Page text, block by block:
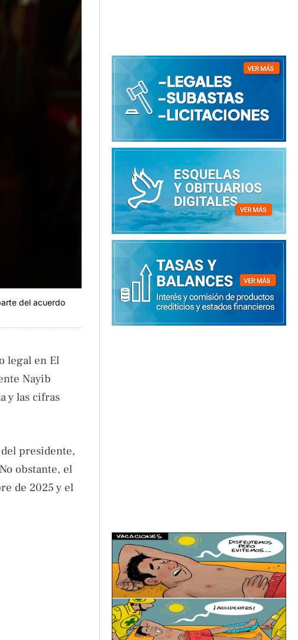
del acuerdo
legal en El
Nayib
y las cifras
presidente,
obstante, el
de 2025 y el